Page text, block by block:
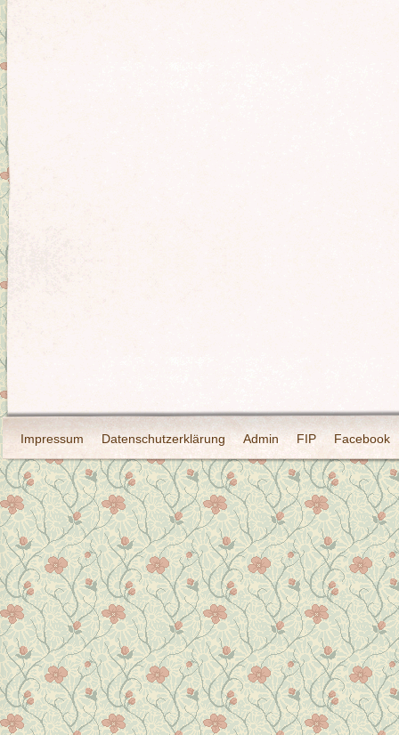
Impressum Datenschutzerklärung Admin FIP Facebook